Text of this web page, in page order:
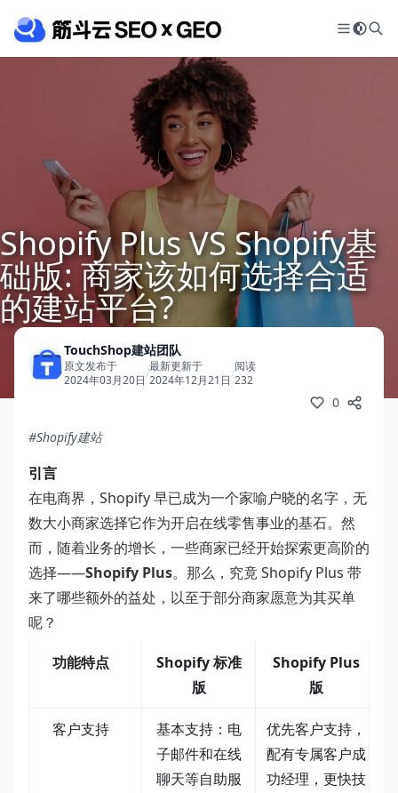
Shopify Plus VS Shopify基
础版: 商家该如何选择合适
的建站平台?
TouchShop建站团队
原文发布于
2024年03月20日/最新更新于
2024年12月21日/阅读
232
0
#Shopify建站
引言
在电商界，Shopify 早已成为一个家喻户晓的名字，无
数大小商家选择它作为开启在线零售事业的基石。然
而，随着业务的增长，一些商家已经开始探索更高阶的
选择——Shopify Plus。那么，究竟 Shopify Plus 带
来了哪些额外的益处，以至于部分商家愿意为其买单
呢？
功能特点
Shopify 标准
版
Shopify Plus
版
客户支持
基本支持：电
子邮件和在线
聊天等自助服
优先客户支持，
配有专属客户成
功经理，更快技